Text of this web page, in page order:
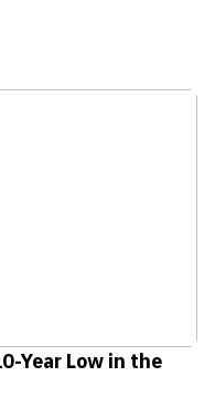
Year Low in the